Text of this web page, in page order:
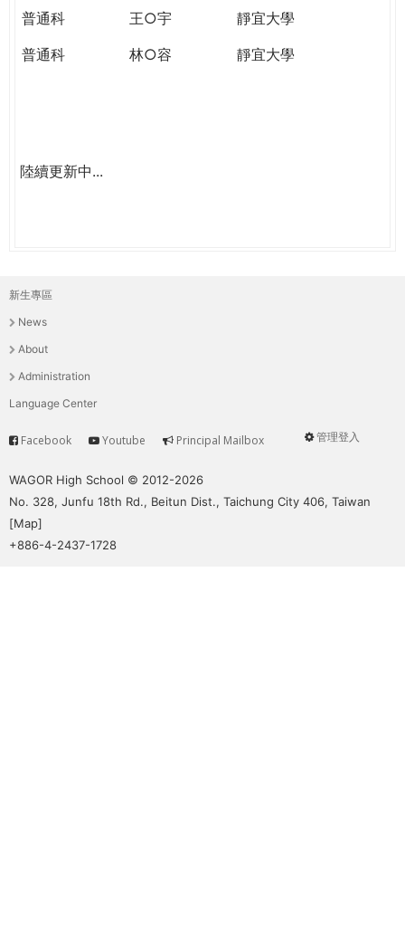
普通科
王○宇
靜宜大學
普通科
林○容 靜宜大學
陸續更新中...
主
選
單
新生專區
News
About
Administration
Language Center
User
管理登入
Service
Facebook Youtube Principal Mailbox
WAGOR High School © 2012-2026
No. 328, Junfu 18th Rd., Beitun Dist., Taichung City 406, Taiwan
[Map]
+886-4-2437-1728